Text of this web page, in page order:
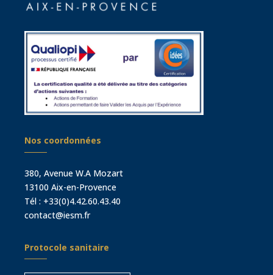
Nos coordonnées
380, Avenue W.A Mozart
13100 Aix-en-Provence
Tél : +33(0)4.42.60.43.40
contact@iesm.fr
Protocole sanitaire